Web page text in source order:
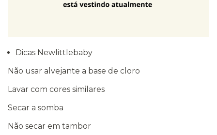
Dicas Newlittlebaby
Não usar alvejante a base de cloro
Lavar com cores similares
Secar a somba
Não secar em tambor